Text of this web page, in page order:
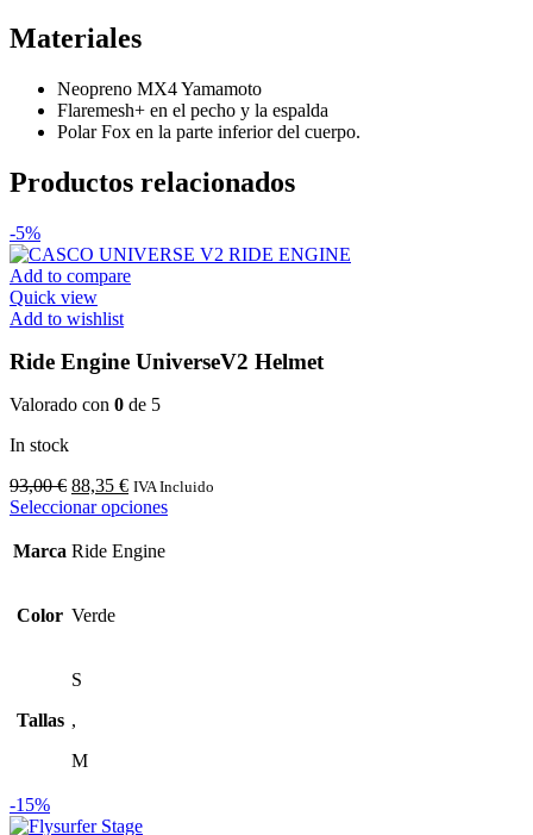
Materiales
Neopreno MX4 Yamamoto
Flaremesh+ en el pecho y la espalda
Polar Fox en la parte inferior del cuerpo.
Productos relacionados
-5%
Add to compare
Quick view
Add to wishlist
Ride Engine UniverseV2 Helmet
Valorado con 0 de 5
In stock
93,00€ El
precio
era:
88,35 €El
precio
es:
IVA Incluido
Seleccionar opcionesEste
Marca Ride Engine
Color Verde
Tallas
S
,
M
-15%